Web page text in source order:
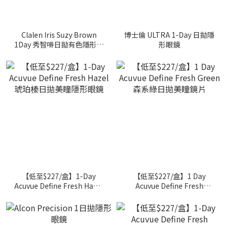
Clalen Iris Suzy Brown
1Day 秀智啡日拋有色隱形眼
博士倫 ULTRA 1-Day 日拋隱
形眼鏡
【低至$227/盒】1-Day
Acuvue Define Fresh Hazel
【低至$227/盒】1 Day
Acuvue Define Fresh